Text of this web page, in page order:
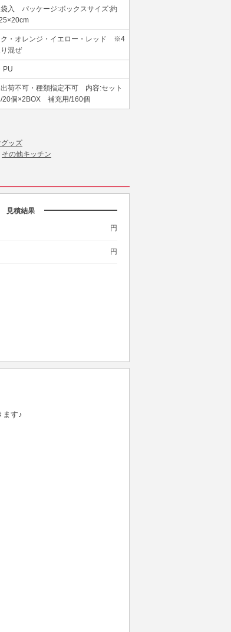
入 パッケージ:ボックスサイズ:約
ク・オレンジ・イエロー・レッド ※4
混ぜ
PU
荷不可・種類指定不可 内容:セット
20個×2BOX 補充用/160個
ッズ
その他キッチン
見積結果
円
円
ます♪